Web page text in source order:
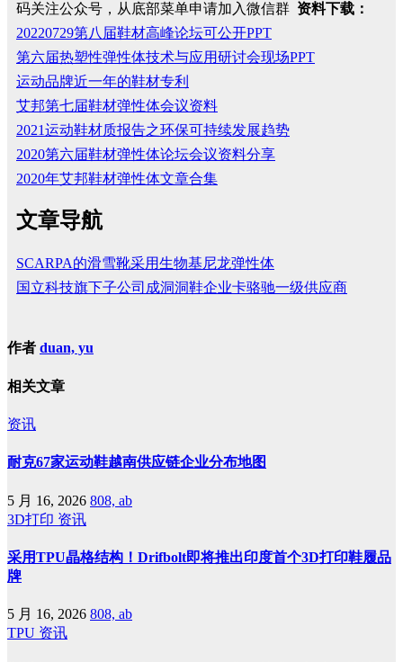
码关注公众号，从底部菜单申请加入微信群 资料下载：
20220729第八届鞋材高峰论坛可公开PPT
第六届热塑性弹性体技术与应用研讨会现场PPT
运动品牌近一年的鞋材专利
艾邦第七届鞋材弹性体会议资料
2021运动鞋材质报告之环保可持续发展趋势
2020第六届鞋材弹性体论坛会议资料分享
2020年艾邦鞋材弹性体文章合集
文章导航
SCARPA的滑雪靴采用生物基尼龙弹性体
国立科技旗下子公司成洞洞鞋企业卡骆驰一级供应商
作者 duan, yu
相关文章
资讯
耐克67家运动鞋越南供应链企业分布地图
5 月 16, 2026 808, ab
3D打印 资讯
采用TPU晶格结构！Drifbolt即将推出印度首个3D打印鞋履品
牌
5 月 16, 2026 808, ab
TPU 资讯